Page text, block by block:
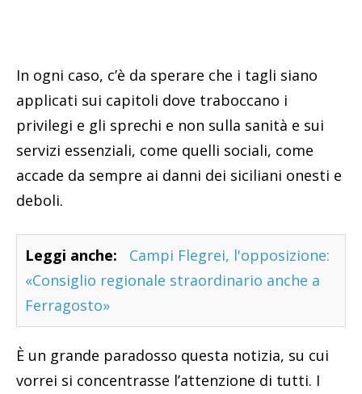
In ogni caso, c’è da sperare che i tagli siano
applicati sui capitoli dove traboccano i
privilegi e gli sprechi e non sulla sanità e sui
servizi essenziali, come quelli sociali, come
accade da sempre ai danni dei siciliani onesti e
deboli.
Leggi anche:
Campi Flegrei, l'opposizione:
«Consiglio regionale straordinario anche a
Ferragosto»
È un grande paradosso questa notizia, su cui
vorrei si concentrasse l’attenzione di tutti. I